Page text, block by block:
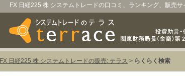
FX 日経225 株 システムトレードの口コミ、ランキング、販売サ
FX 日経225 株 システムトレードの販売: テラス > らくらく検索